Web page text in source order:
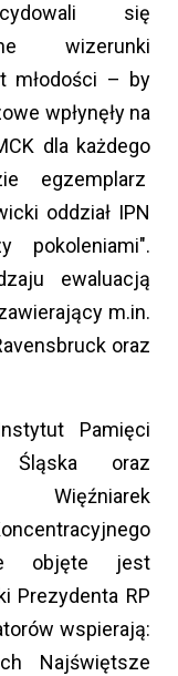
się
wizerunki
młodości – by
wpłynęły na
dla każdego
egzemplarz
oddział IPN
pokoleniami".
ewaluacją
m.in.
oraz
Pamięci
Śląska oraz
Więźniarek
objęte jest
Prezydenta RP
wspierają:
Najświętsze